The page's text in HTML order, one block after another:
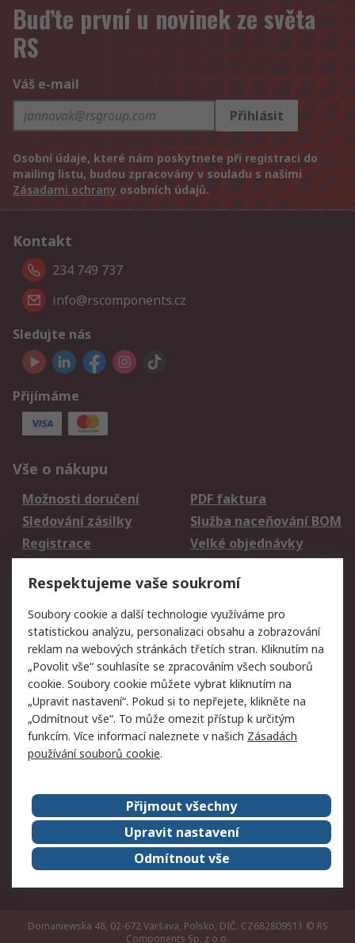
Buďte první u novinek ze světa
RS
Váš e-mail
Přihlásit
Osobní údaje, které nám poskytnete při registraci do
mailing listu, budou zpracovány v souladu s našimi
Zásadami ochrany osobních údajů.
Kontakt
234 749 737
info@rscomponents.cz
Sledujte nás
Přijímáme
Vše o nákupu
Možnosti doručení
PDF faktura
Sledování zásilky
Služba naceňování BOM
Registrace
Velké objednávky
Právní
Autorská práva
Obchodní podmínky
společnosti RS
Prohlášení o ochraně
údajů
Zabezpečení
elektronické pošty
Zásady pro soubory
cookie
Zásady ochrany
osobních údajů
Kontakt
O naší společnosti
RS Group
Kariéra
Ocenění
ESG
Domaniewska 48, 02-672 Varšava, Polsko, DIČ: CZ682809511 © RS
Components Sp. z o.o.
Respektujeme vaše soukromí
Soubory cookie a další technologie využíváme pro
statistickou analýzu, personalizaci obsahu a zobrazování
reklam na webových stránkách třetích stran. Kliknutím na
„Povolit vše“ souhlasíte se zpracováním všech souborů
cookie. Soubory cookie můžete vybrat kliknutím na
„Upravit nastavení“. Pokud si to nepřejete, klikněte na
„Odmítnout vše“. To může omezit přístup k určitým
funkcím. Více informací naleznete v našich Zásadách
používání souborů cookie.
Přijmout všechny
Upravit nastavení
Odmítnout vše